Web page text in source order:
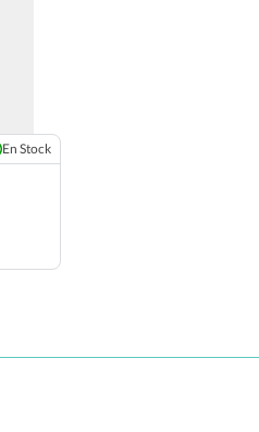
En Stock